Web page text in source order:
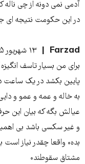
آدمی نمی دونه از چی
در این حکومت نتیجه ای
Farzad
۱۳ شهریور ۱۳۹۵، ۱۰:۵۴
برای من بسیار تاسف انگیزه
پایین بکشد در یک ساعت
به خاله و عمه و عمو و
عیالش بگه که بیان این
و غیر سکسی باشد بی
بده۰ واقعا چقدر
مشتاق سقوطند۰